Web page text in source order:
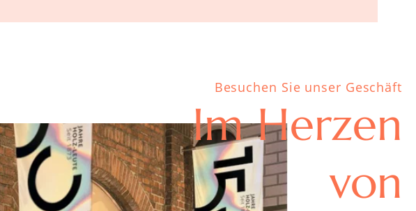
Besuchen Sie unser Geschäft
Im Herzen
von